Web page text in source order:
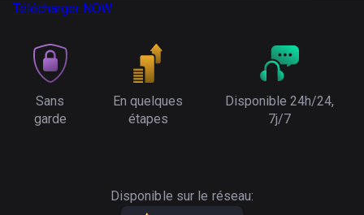
Télécharger NOW
Sans
garde
En quelques
étapes
Disponible 24h/24,
7j/7
Disponible sur le réseau: